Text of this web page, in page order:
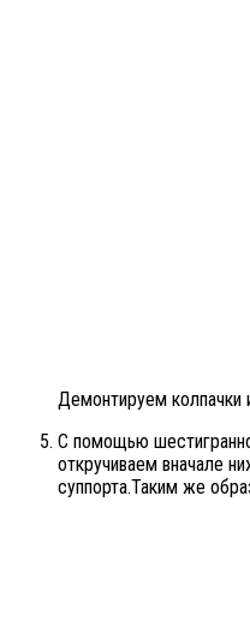
Демонтируем колпачки
С помощью
откручиваем вначале
суппорта.Таким же